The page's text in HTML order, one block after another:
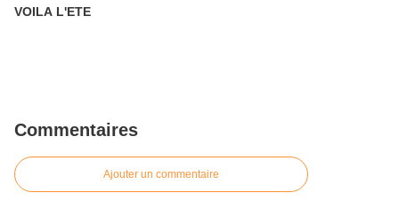
VOILA L'ETE
Commentaires
Ajouter un commentaire